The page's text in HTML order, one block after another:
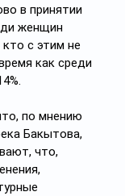
в принятии
женщин
с этим не
как среди
по мнению
Бакытова,
что,